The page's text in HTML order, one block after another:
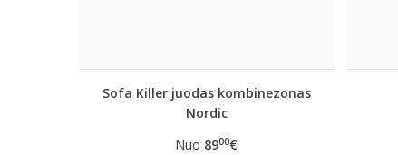
Sofa Killer juodas kombinezonas
Nordic
Nuo 8900€